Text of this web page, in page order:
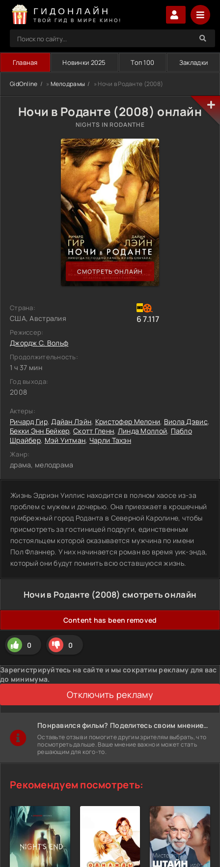
ГИДОНЛАЙН
ТВОЙ ГИД В МИРЕ КИНО!
Главная Новинки 2025 Топ 100 Закладки
GidOnline » Мелодрамы » Ночи в Роданте (2008)
Ночи в Роданте (2008) онлайн
NIGHTS IN RODANTHE
СМОТРЕТЬ ОНЛАЙН
Страна:
США, Австралия
Режиссер:
Джордж С. Вольф
Продолжительность:
1 ч 37 мин
Год выхода:
2008
67.117
Актеры:
Ричард Гир,Дайан Лэйн, Кристофер Мелони, Виола Дэвис,
Бекки Энн Бейкер,Скотт Гленн, Линда Моллой, Пабло
Шрайбер, Мэй Уитман, Чарли Тахэн
Жанр:
драма, мелодрама
Жизнь Эдриэн Уиллис находится в полном хаосе из-за
проблем с мужем и дочерью. Она приезжает в крошечный
прибрежный город Роданта в Северной Каролине, чтобы
присмотреть за гостиницей подруги, единственным
постояльцем которой оказывается мужчина по имени
Пол Фланнер. У них начинается роман во время уик-энда,
который они будут помнить всю оставшуюся жизнь.
Ночи в Роданте (2008) смотреть онлайн
Content has been removed
0 0
Зарегистрируйтесь на сайте и мы сократим рекламу для вас
Отключить рекламу
Понравился фильм? Поделитесь своим мнением!
Оставьте отзыв и помогите другим зрителям выбрать, что
посмотреть дальше. Ваше мнение важно и может стать
решающим для кого-то.